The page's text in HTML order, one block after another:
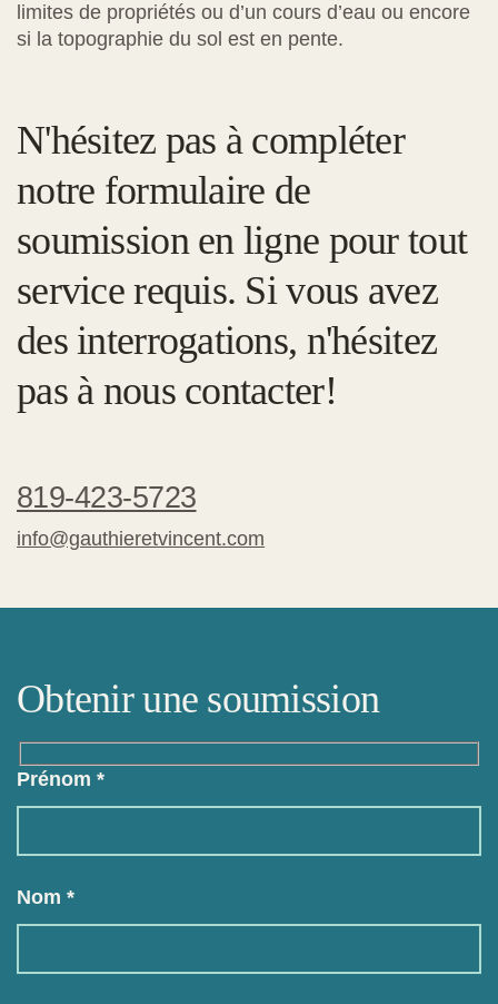
limites de propriétés ou d’un cours d’eau ou encore
si la topographie du sol est en pente.
N'hésitez pas à compléter
notre formulaire de
soumission en ligne pour tout
service requis. Si vous avez
des interrogations, n'hésitez
pas à nous contacter!
819-423-5723
info@gauthieretvincent.com
Obtenir une soumission
Prénom *
Nom *